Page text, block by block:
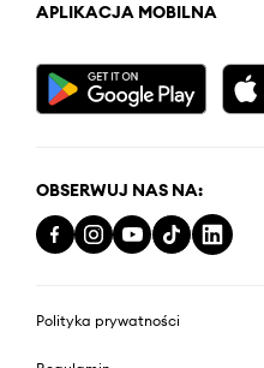
APLIKACJA MOBILNA
OBSERWUJ NAS NA:
Polityka prywatności